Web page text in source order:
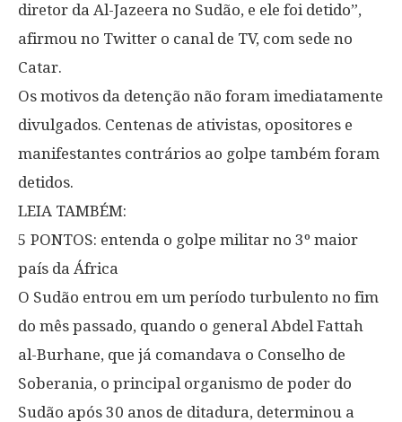
diretor da Al-Jazeera no Sudão, e ele foi detido”,
afirmou no Twitter o canal de TV, com sede no
Catar.
Os motivos da detenção não foram imediatamente
divulgados. Centenas de ativistas, opositores e
manifestantes contrários ao golpe também foram
detidos.
LEIA TAMBÉM:
5 PONTOS: entenda o golpe militar no 3º maior
país da África
O Sudão entrou em um período turbulento no fim
do mês passado, quando o general Abdel Fattah
al-Burhane, que já comandava o Conselho de
Soberania, o principal organismo de poder do
Sudão após 30 anos de ditadura, determinou a